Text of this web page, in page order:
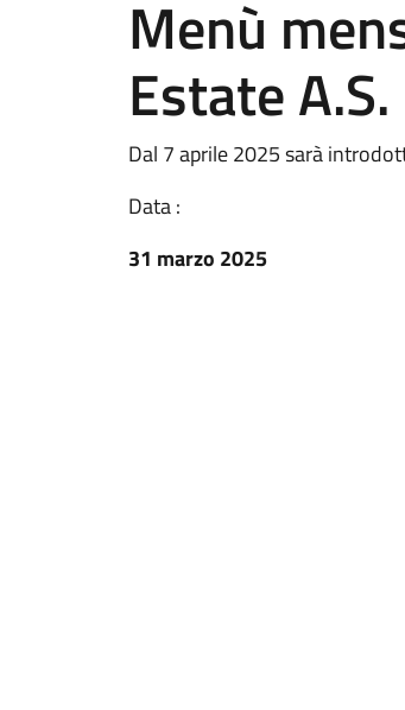
Menù
Estate
Dal 7 aprile 2025 sarà
Data :
31 marzo 2025